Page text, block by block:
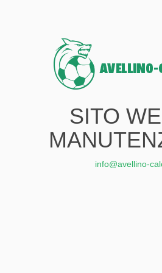
SITO
info@avellino-